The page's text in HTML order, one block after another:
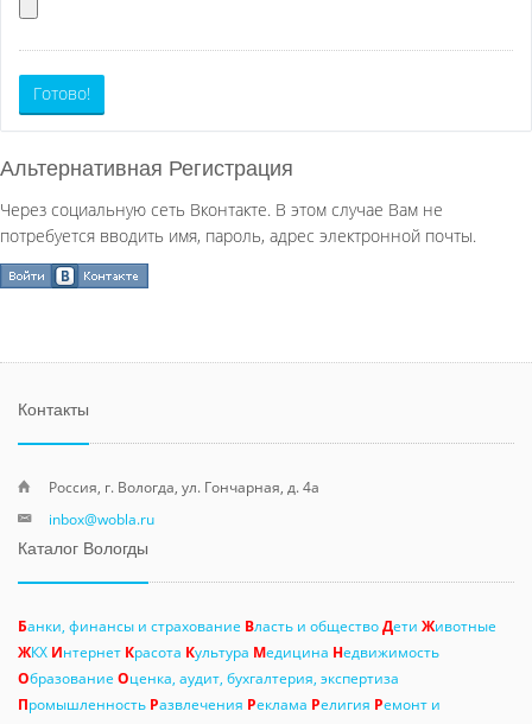
Готово!
Альтернативная Регистрация
Через социальную сеть Вконтакте. В этом случае Вам не
потребуется вводить имя, пароль, адрес электронной почты.
Контакты
Россия, г. Вологда, ул. Гончарная, д. 4а
inbox@wobla.ru
Каталог Вологды
Банки, финансы и страхование Власть и обществоДети Животные
ЖКХ Интернет Красота Культура Медицина Недвижимость
Образование Оценка, аудит, бухгалтерия, экспертиза
Промышленность Развлечения Реклама Религия Ремонт и